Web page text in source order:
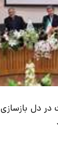
دل بازسازی